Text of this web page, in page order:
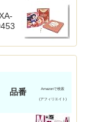
品番 Amazonで検索
(アフィリエイト)